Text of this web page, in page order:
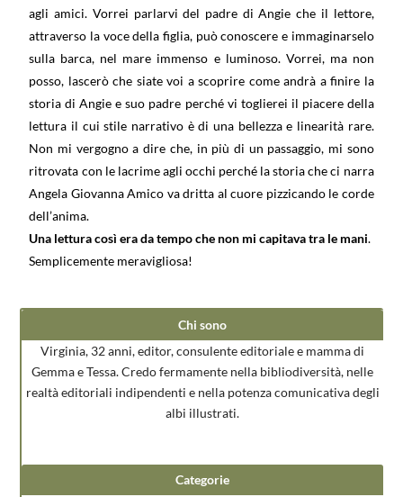
agli amici. Vorrei parlarvi del padre di Angie che il lettore,
attraverso la voce della figlia, può conoscere e immaginarselo
sulla barca, nel mare immenso e luminoso. Vorrei, ma non
posso, lascerò che siate voi a scoprire come andrà a finire la
storia di Angie e suo padre perché vi toglierei il piacere della
lettura il cui stile narrativo è di una bellezza e linearità rare.
Non mi vergogno a dire che, in più di un passaggio, mi sono
ritrovata con le lacrime agli occhi perché la storia che ci narra
Angela Giovanna Amico va dritta al cuore pizzicando le corde
dell’anima.
Una lettura così era da tempo che non mi capitava tra le mani.
Semplicemente meravigliosa!
Chi sono
Virginia, 32 anni, editor, consulente editoriale e mamma di
Gemma e Tessa. Credo fermamente nella bibliodiversità, nelle
realtà editoriali indipendenti e nella potenza comunicativa degli
albi illustrati.
Categorie